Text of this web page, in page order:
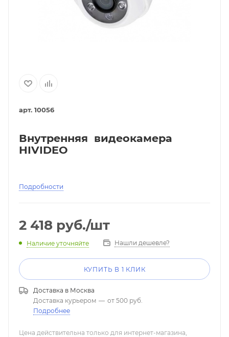
арт. 10056
Внутренняя видеокамера
HIVIDEO
Подробности
2 418 руб./шт
Наличие уточняйте Нашли дешевле?
КУПИТЬ В 1 КЛИК
Доставка в Москва
Доставка курьером — от 500 руб.
Подробнее
Цена действительна только для интернет-магазина,